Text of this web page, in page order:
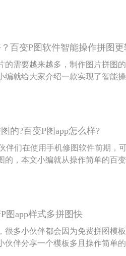
百变P图软件智能操作拼图更
的需要越来越多，制作图片拼图
编就给大家介绍一款实现了智能
的?百变P图app怎么样?
伴们在使用手机修图软件前期，
，本文小编就从操作简单的百变
图app样式多拼图快
很多小伙伴都会因为免费拼图模
伙伴分享一个模板多且操作简单